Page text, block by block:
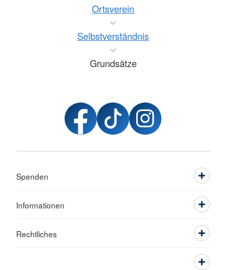
Ortsverein
Selbstverständnis
Grundsätze
Spenden
Informationen
Rechtliches